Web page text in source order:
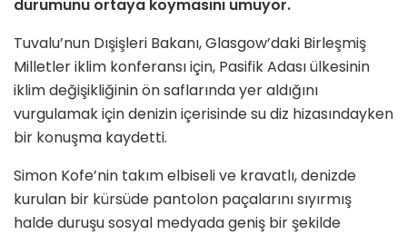
durumunu ortaya koymasını umuyor.
Tuvalu’nun Dışişleri Bakanı, Glasgow’daki Birleşmiş
Milletler iklim konferansı için, Pasifik Adası ülkesinin
iklim değişikliğinin ön saflarında yer aldığını
vurgulamak için denizin içerisinde su diz hizasındayken
bir konuşma kaydetti.
Simon Kofe’nin takım elbiseli ve kravatlı, denizde
kurulan bir kürsüde pantolon paçalarını sıyırmış
halde duruşu sosyal medyada geniş bir şekilde